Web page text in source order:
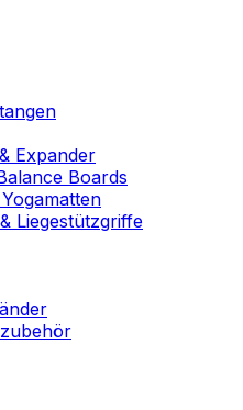
Expander
Boards
Liegestützgriffe